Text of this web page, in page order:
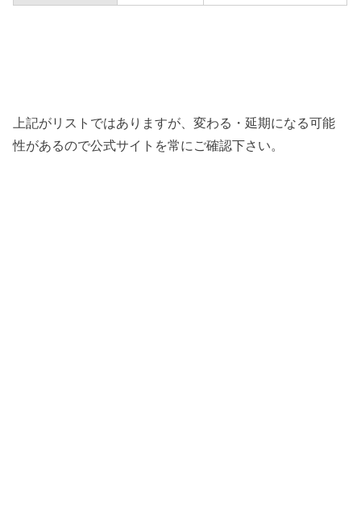
上記がリストではありますが、変わる・延期になる可能
性があるので公式サイトを常にご確認下さい。